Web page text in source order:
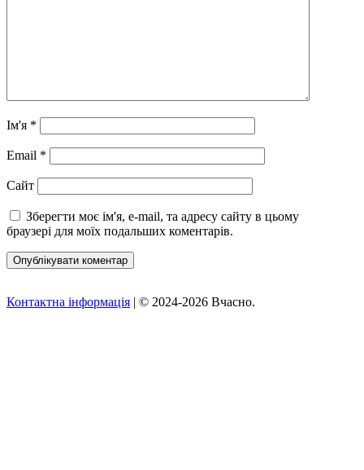
Ім'я *
Email *
Сайт
Зберегти моє ім'я, e-mail, та адресу сайту в цьому
браузері для моїх подальших коментарів.
Контактна інформація | © 2024-2026 Вчасно.